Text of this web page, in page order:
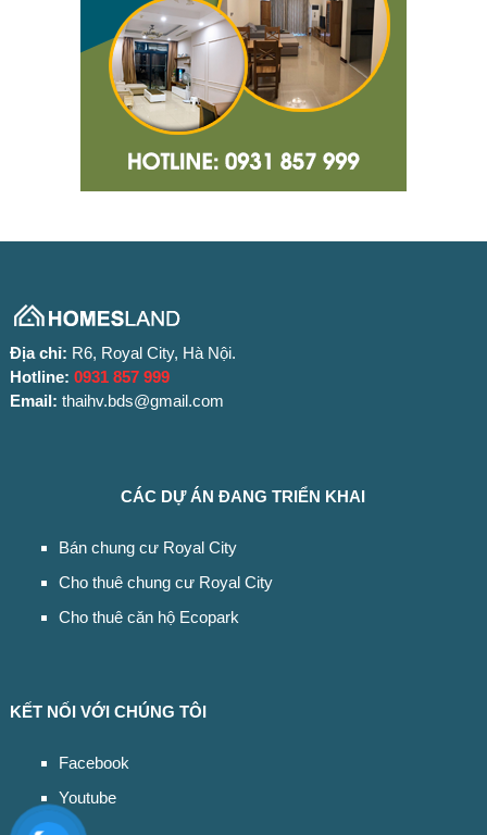
Địa chỉ: R6, Royal City, Hà Nội.
Hotline: 0931 857 999
Email: thaihv.bds@gmail.com
CÁC DỰ ÁN ĐANG TRIỂN KHAI
Bán chung cư Royal City
Cho thuê chung cư Royal City
Cho thuê căn hộ Ecopark
KẾT NỐI VỚI CHÚNG TÔI
Facebook
Youtube